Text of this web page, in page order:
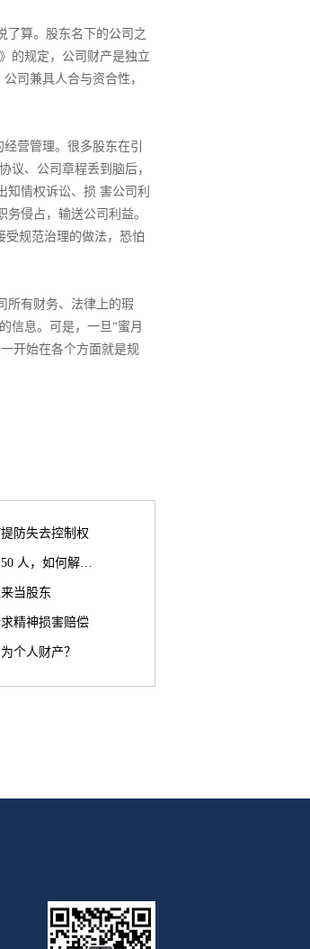
了算。股东名下的公司之
的规定，公司财产是独立
司兼具人合与资合性，
营管理。很多股东在引
议、公司章程丢到脑后，
情权诉讼、损 害公司利
侵占，输送公司利益。
受规范治理的做法，恐怕
所有财务、法律上的瑕
信息。可是，一旦“蜜月
开始在各个方面就是规
防失去控制权
人，如何解…
当股东
精神损害赔偿
个人财产？